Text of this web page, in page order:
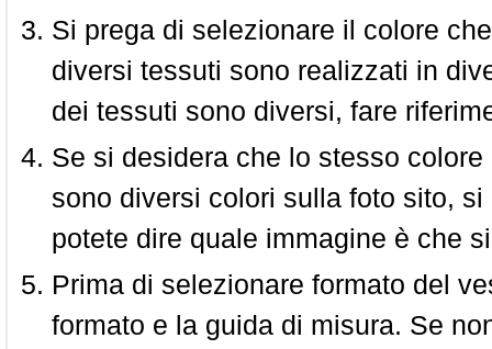
Si prega di selezionare il colore
diversi tessuti sono realizzati in
dei tessuti sono diversi, fare
Se si desidera che lo stesso
sono diversi colori sulla foto sito,
potete dire quale immagine è che
Prima di selezionare formato del
formato e la guida di misura. Se